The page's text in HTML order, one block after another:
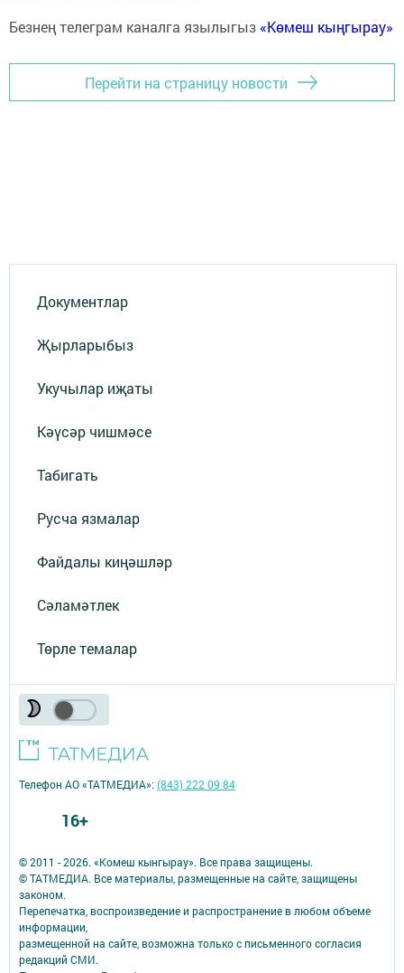
Безнең телеграм каналга язылыгыз «Көмеш кыңгырау»
Перейти на страницу новости
Документлар
Җырларыбыз
Укучылар иҗаты
Кәүсәр чишмәсе
Табигать
Русча язмалар
Файдалы киңәшләр
Сәламәтлек
Төрле темалар
© 2011 - 2026. «Комеш кынгырау». Все права защищены.
© ТАТМЕДИА. Все материалы, размещенные на сайте, защищены
законом.
Перепечатка, воспроизведение и распространение в любом объеме
информации,
размещенной на сайте, возможна только с письменного согласия
редакций СМИ.
Телефон АО «ТАТМЕДИА»:(843) 222 09 84
16+